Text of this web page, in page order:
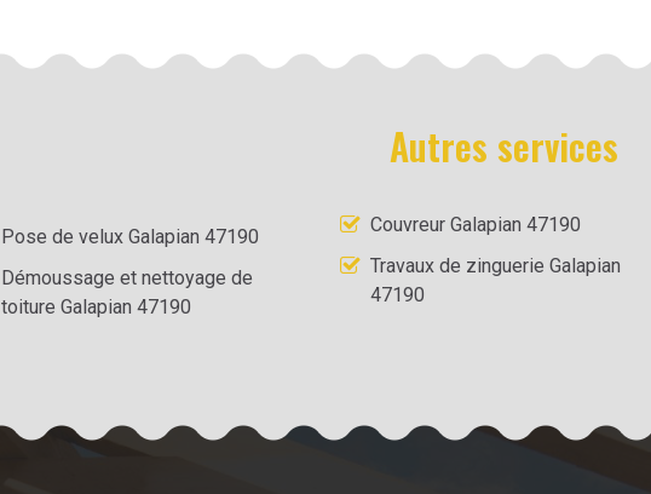
Autres services
Pose de velux Galapian 47190
Démoussage et nettoyage de
toiture Galapian 47190
Couvreur Galapian 47190
Travaux de zinguerie Galapian
47190